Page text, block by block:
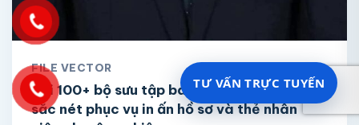
FILE VECTOR
Tải 100+ bộ sưu tập background ảnh thẻ
sắc nét phục vụ in ấn hồ sơ và thẻ nhân
TƯ VẤN TRỰC TUYẾN